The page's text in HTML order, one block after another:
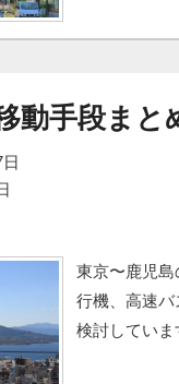
動手段まと
東京〜鹿児
行機、高速バ
検討していま